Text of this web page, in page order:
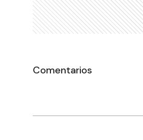
Comentarios